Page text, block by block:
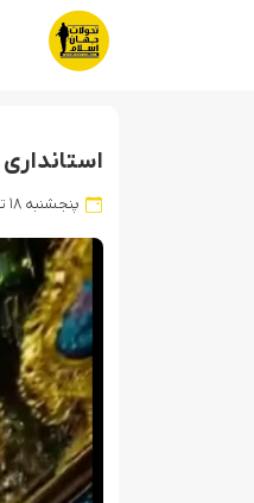
پنجشنبه ۱۸ تیر ۱۴۰۵ - ۰۱:۱۵